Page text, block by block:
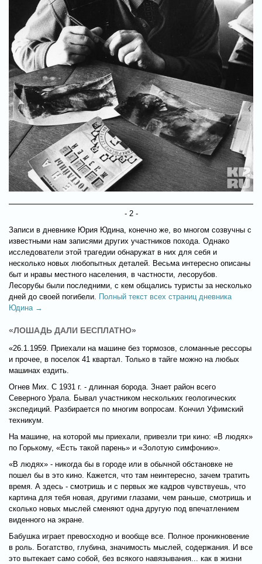
- 2 -
Записи в дневнике Юрия Юдина, конечно же, во многом созвучны с
известными нам записями других участников похода. Однако
исследователи этой трагедии обнаружат в них для себя и
несколько новых любопытных деталей. Весьма интересно описаны
быт и нравы местного населения, в частности, лесорубов.
Лесорубы были последними, с кем общались туристы за несколько
дней до своей погибели. Полный текст всех страниц дневника
Юдина →
«ЛОШАДЬ ДАЛИ БЕСПЛАТНО»
«26.1.1959. Приехали на машине без тормозов, сломанные рессоры
и прочее, в поселок 41 квартал. Только в тайге можно на любых
машинах ездить.
Огнев Мих. С 1931 г. - длинная борода. Знает район всего
Северного Урала. Бывал участником нескольких геологических
экспедиций. Разбирается по многим вопросам. Кончил Уфимский
техникум.
На машине, на которой мы приехали, привезли три кино: «В людях»
по Горькому, «Есть такой парень» и «Золотую симфонию».
«В людях» - никогда бы в городе или в обычной обстановке не
пошел бы в это кино. Кажется, что там неинтересно, зачем тратить
время. А здесь - смотришь и с первых же кадров чувствуешь, что
картина для тебя новая, другими глазами, чем раньше, смотришь и
сколько новых мыслей сменяют одна другую под впечатлением
виденного на экране.
Бабушка играет превосходно и вообще все. Полное проникновение
в роль. Богатство, глубина, значимость мыслей, содержания. И все
это вытекает само собой, без всякого навязывания... как в жизни